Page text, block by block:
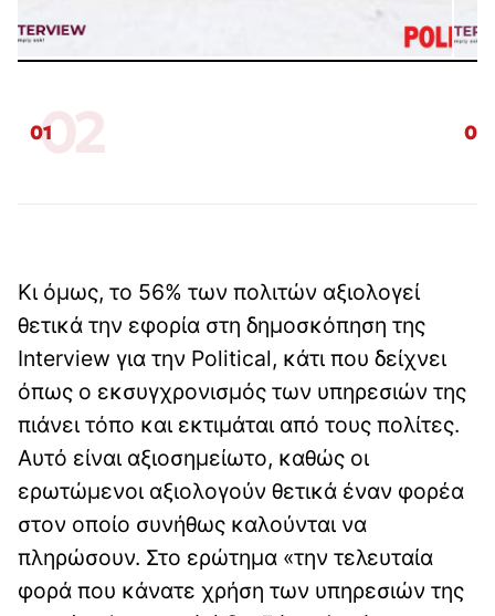
0102 02
Κι όμως, το 56% των πολιτών αξιολογεί
θετικά την εφορία στη δημοσκόπηση της
Interview για την Political, κάτι που δείχνει
όπως ο εκσυγχρονισμός των υπηρεσιών της
πιάνει τόπο και εκτιμάται από τους πολίτες.
Αυτό είναι αξιοσημείωτο, καθώς οι
ερωτώμενοι αξιολογούν θετικά έναν φορέα
στον οποίο συνήθως καλούνται να
πληρώσουν. Στο ερώτημα «την τελευταία
φορά που κάνατε χρήση των υπηρεσιών της